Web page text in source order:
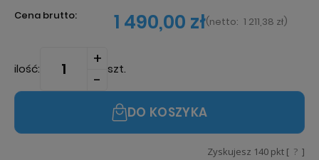
Cena brutto:
1 490,00 zł(netto: 1 211,38 zł)
ilość: szt.
DO KOSZYKA
Zyskujesz 140 pkt [ ? ]